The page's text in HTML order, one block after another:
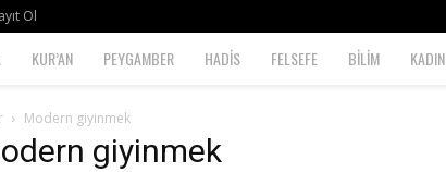
Ol
KUR’AN PEYGAMBER HADİS FELSEFE BİLİM KADIN
Modern giyinmek
giyinmek